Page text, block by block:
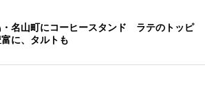
・名山町にコーヒースタンド ラテのトッピ
に、タルトも